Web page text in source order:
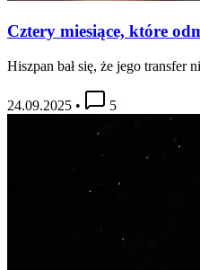
Cztery miesiące, które
Hiszpan bał się, że jego transfer
24.09.2025 • 5